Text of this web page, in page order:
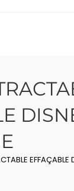
EFFAÇABLE